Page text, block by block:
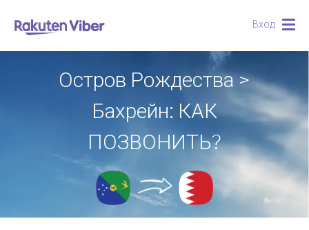
Вход
Остров Рождества >
Бахрейн: КАК
ПОЗВОНИТЬ?